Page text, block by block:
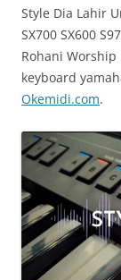
Style Dia Lahir
SX700 SX600
Rohani
keyboard
Okemidi.com.